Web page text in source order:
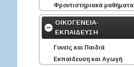
Φροντιστηριακά μαθήματα
ΟΙΚΟΓΕΝΕΙΑ-
ΕΚΠΑΙΔΕΥΣΗ
Γονείς και Παιδιά
Εκπαίδευση και Αγωγή